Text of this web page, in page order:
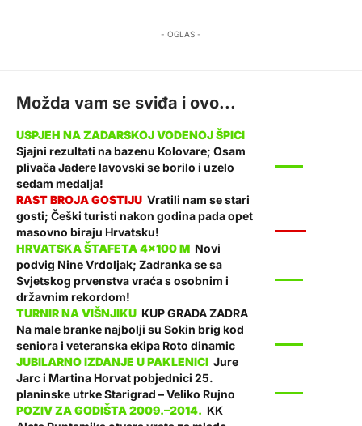
- OGLAS -
Možda vam se sviđa i ovo...
Sjajni rezultati na bazenu Kolovare; Osam
plivača Jadere lavovski se borilo i uzelo
sedam medalja!
Vratili nam se stari
gosti; Češki turisti nakon godina pada opet
masovno biraju Hrvatsku!
Novi
podvig Nine Vrdoljak; Zadranka se sa
Svjetskog prvenstva vraća s osobnim i
državnim rekordom!
KUP GRADA ZADRA
Na male branke najbolji su Sokin brig kod
seniora i veteranska ekipa Roto dinamic
Jure
Jarc i Martina Horvat pobjednici 25.
planinske utrke Starigrad – Veliko Rujno
KK